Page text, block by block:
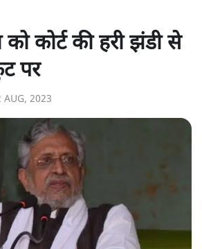
कोर्ट की हरी झंडी से
पर
AUG, 2023